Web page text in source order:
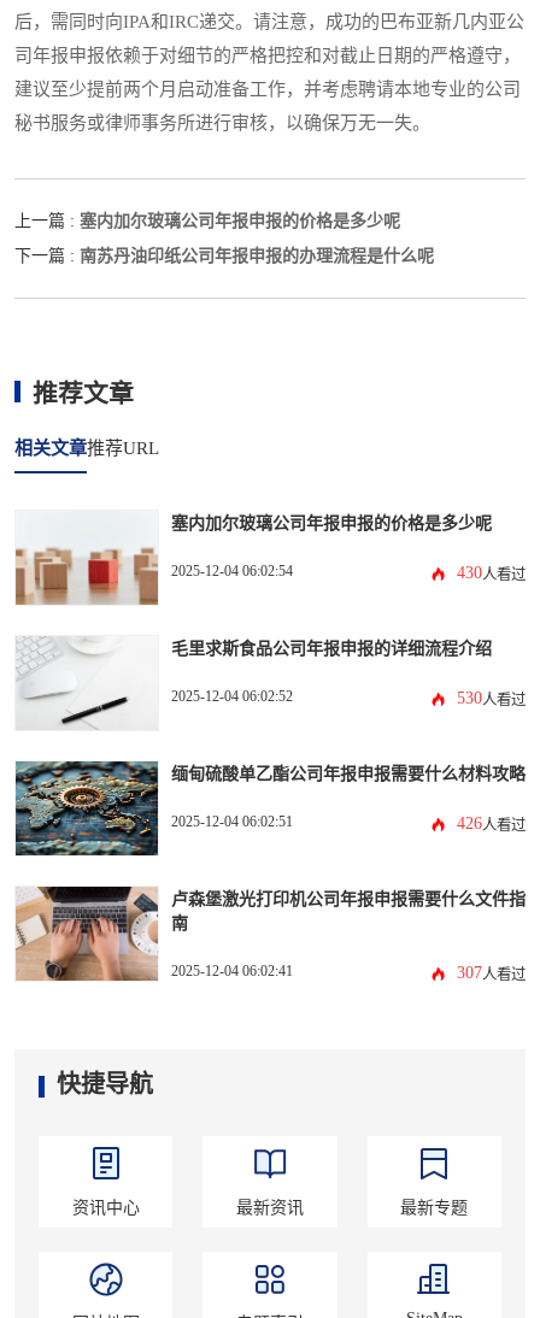
后，需同时向IPA和IRC递交。请注意，成功的巴布亚新几内亚公
司年报申报依赖于对细节的严格把控和对截止日期的严格遵守，
建议至少提前两个月启动准备工作，并考虑聘请本地专业的公司
秘书服务或律师事务所进行审核，以确保万无一失。
上一篇 : 塞内加尔玻璃公司年报申报的价格是多少呢
下一篇 : 南苏丹油印纸公司年报申报的办理流程是什么呢
推荐文章
相关文章推荐URL
塞内加尔玻璃公司年报申报的价格是多少呢
2025-12-04 06:02:54 430人看过
毛里求斯食品公司年报申报的详细流程介绍
2025-12-04 06:02:52 530人看过
缅甸硫酸单乙酯公司年报申报需要什么材料攻略
2025-12-04 06:02:51 426人看过
卢森堡激光打印机公司年报申报需要什么文件指
南
2025-12-04 06:02:41 307人看过
快捷导航
资讯中心 最新资讯 最新专题